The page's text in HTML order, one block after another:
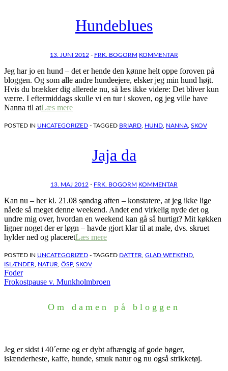
Hundeblues
13. JUNI 2012 - FRK. BOGORM KOMMENTAR
Jeg har jo en hund – det er hende den kønne helt oppe foroven på
bloggen. Og som alle andre hundeejere, elsker jeg min hund højt.
Hvis du brækker dig allerede nu, så læs ikke videre: Det bliver kun
værre. I eftermiddags skulle vi en tur i skoven, og jeg ville have
Nanna til atLæs mere
POSTED IN UNCATEGORIZED - TAGGED BRIARD HUND NANNA SKOV
Jaja da
13. MAJ 2012 - FRK. BOGORM KOMMENTAR
Kan nu – her kl. 21.08 søndag aften – konstatere, at jeg ikke lige
nåede så meget denne weekend. Andet end virkelig nyde det og
undre mig over, hvordan en weekend kan gå så hurtigt? Mit køkken
ligner noget der er løgn – havde gjort klar til at male, dvs. skruet
hylder ned og placeretLæs mere
POSTED IN UNCATEGORIZED - TAGGED DATTER GLAD WEEKEND
ISLÆNDER
NATUR ÖSP, SKOV
Indlægsnavigation
Foder
Frokostpause v. Munkholmbroen
Om damen på bloggen
Jeg er sidst i 40´erne og er dybt afhængig af gode bøger,
islænderheste, kaffe, hunde, smuk natur og nu også strikketøj.